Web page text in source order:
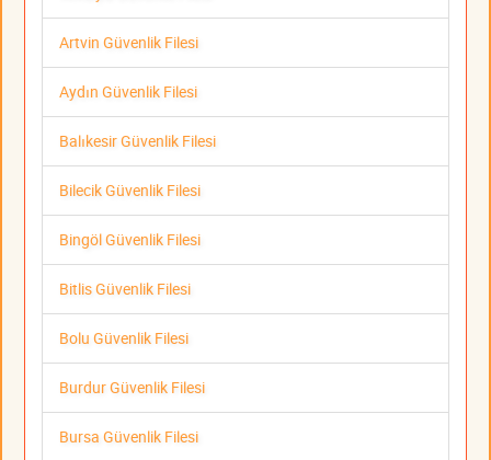
Artvin Güvenlik Filesi
Aydın Güvenlik Filesi
Balıkesir Güvenlik Filesi
Bilecik Güvenlik Filesi
Bingöl Güvenlik Filesi
Bitlis Güvenlik Filesi
Bolu Güvenlik Filesi
Burdur Güvenlik Filesi
Bursa Güvenlik Filesi